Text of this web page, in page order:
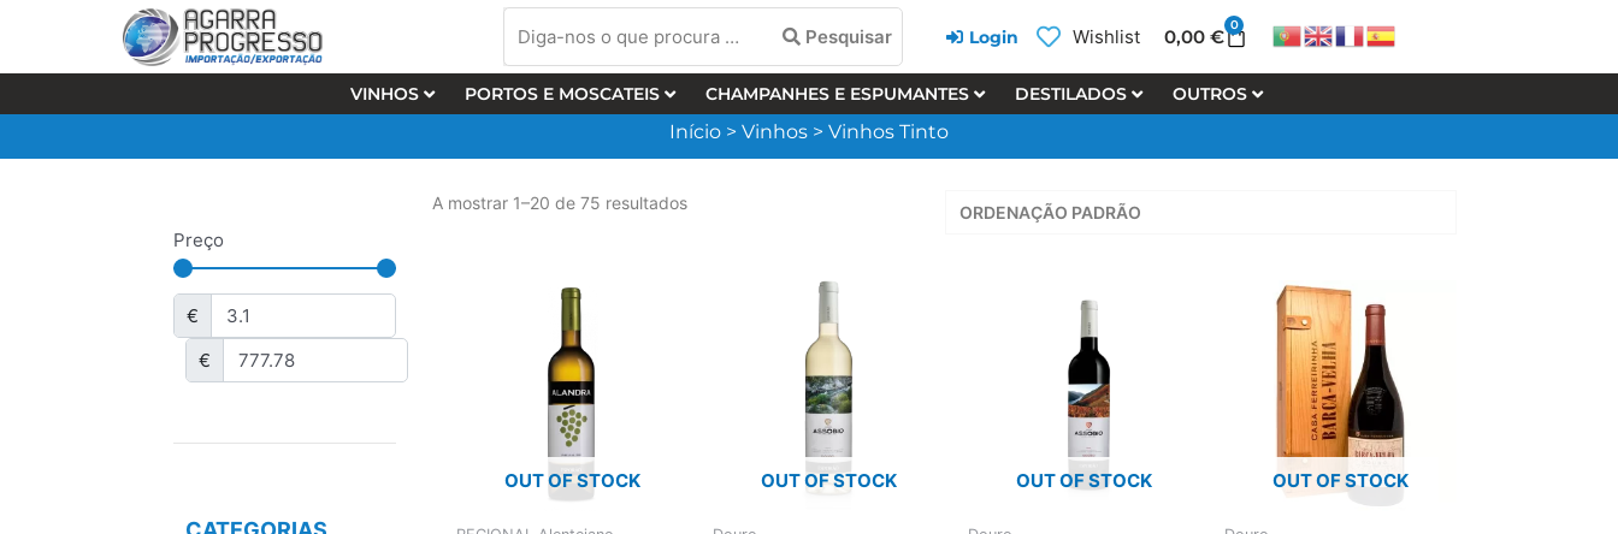
content
nos
o
que
…
Pesquisar Login Wishlist 0,00€ 0
Cart
VINHOS PORTOS E MOSCATEIS CHAMPANHES E ESPUMANTES DESTILADOS OUTROS
Início > Vinhos > Vinhos Tinto
Preço
€
€
A mostrar 1–20 de 75 resultados
OUT OF STOCK OUT OF STOCK OUT OF STOCK OUT OF STOCK